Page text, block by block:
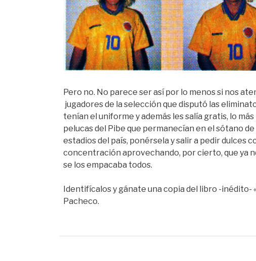
Pero no. No parece ser así por lo menos si nos
jugadores de la selección que disputó las
tenían el uniforme y además les salía gratis, lo
pelucas del Pibe que permanecían en el sótano
estadios del país, ponérsela y salir a pedir dulces
concentración aprovechando, por cierto, que ya
se los empacaba todos.
Identifícalos y gánate una copia del libro -inédito-
Pacheco.